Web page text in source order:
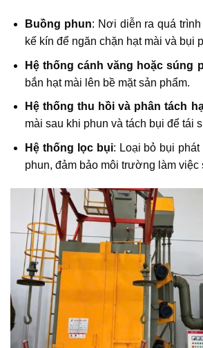
Buồng phun: Nơi diễn ra quá
kế kín để ngăn chặn hạt mài và bụi
Hệ thống cánh văng hoặc súng
bắn hạt mài lên bề mặt sản phẩm.
Hệ thống thu hồi và phân tách
mài sau khi phun và tách bụi để tái
Hệ thống lọc bụi: Loại bỏ bụi phát
phun, đảm bảo môi trường làm việc